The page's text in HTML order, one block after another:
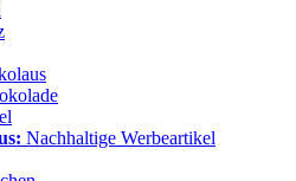
Nachhaltige Werbeartikel